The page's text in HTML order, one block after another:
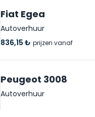
Fiat Egea
Autoverhuur
836,15 ₺ prijzen vanaf
Peugeot 3008
Autoverhuur